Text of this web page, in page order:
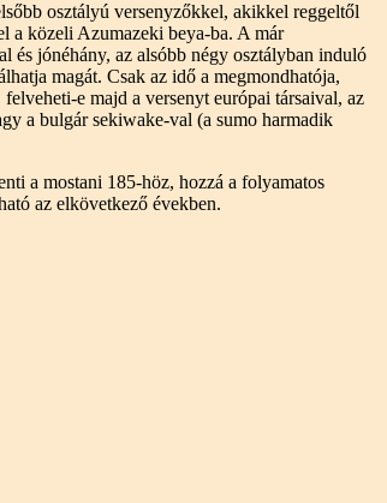
osztályú versenyzőkkel, akikkel reggeltől
a közeli Azumazeki beya-ba. A már
és jónéhány, az alsóbb négy osztályban induló
magát. Csak az idő a megmondhatója,
e majd a versenyt európai társaival, az
a bulgár sekiwake-val (a sumo harmadik
a mostani 185-höz, hozzá a folyamatos
az elkövetkező években.